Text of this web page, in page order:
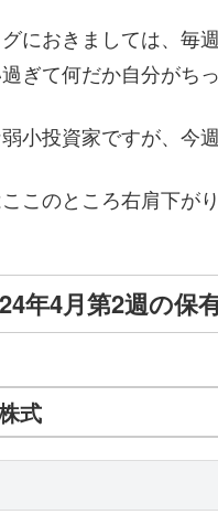
におきましては、毎
ぎて何だか自分がち
小投資家ですが、今
このところ右肩下が
年4月第2週の保
式